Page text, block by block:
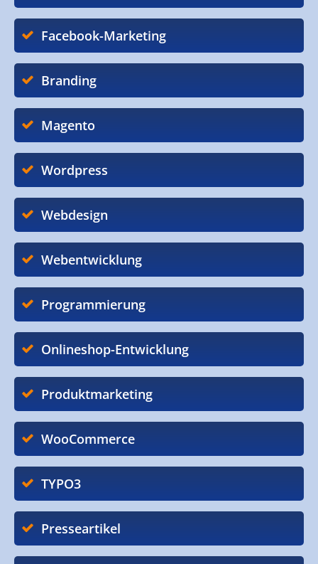
Facebook-Marketing
Branding
Magento
Wordpress
Webdesign
Webentwicklung
Programmierung
Onlineshop-Entwicklung
Produktmarketing
WooCommerce
TYPO3
Presseartikel